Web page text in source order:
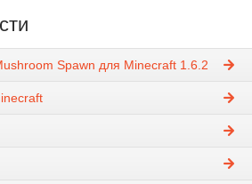
Spawn для Minecraft 1.6.2